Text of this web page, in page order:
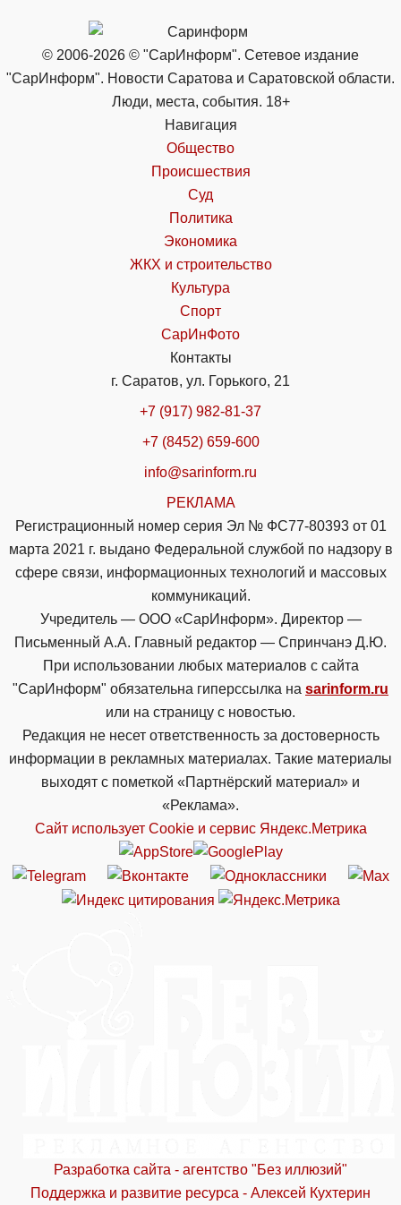
© 2006-2026 © "СарИнформ". Сетевое издание
"СарИнформ". Новости Саратова и Саратовской области.
Люди, места, события. 18+
Навигация
Общество
Происшествия
Суд
Политика
Экономика
ЖКХ и строительство
Культура
Спорт
СарИнФото
Контакты
г. Саратов, ул. Горького, 21
+7 (917) 982-81-37
+7 (8452) 659-600
info@sarinform.ru
РЕКЛАМА
Регистрационный номер серия Эл № ФС77-80393 от 01
марта 2021 г. выдано Федеральной службой по надзору в
сфере связи, информационных технологий и массовых
коммуникаций.
Учредитель — ООО «СарИнформ». Директор —
Письменный А.А. Главный редактор — Спринчанэ Д.Ю.
При использовании любых материалов с сайта
"СарИнформ" обязательна гиперссылка на sarinform.ru
или на страницу с новостью.
Редакция не несет ответственность за достоверность
информации в рекламных материалах. Такие материалы
выходят с пометкой «Партнёрский материал» и
«Реклама».
Сайт использует Cookie и сервиc Яндекс.Метрика
Разработка сайта - агентство "Без иллюзий"
Поддержка и развитие ресурса - Алексей Кухтерин